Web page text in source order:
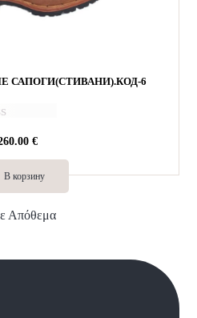
САПОГИ(СТИВАНИ).КОД-6
€
В корзину
Απόθεμα